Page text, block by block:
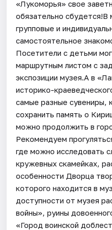
«Лукоморья» свое
обязательно сбудется!В
групповые и
самостоятельное
Посетители с детьми
маршрутным листом с
экспозиции музея.А в
историко-
самые разные сувениры,
сохранить память о
можно продолжить в
Рекомендуем
где можно исследовать
кружевных скамейках,
особенности Дворца
которого находится в
доступности от музея
войны», руины
«Город воинской